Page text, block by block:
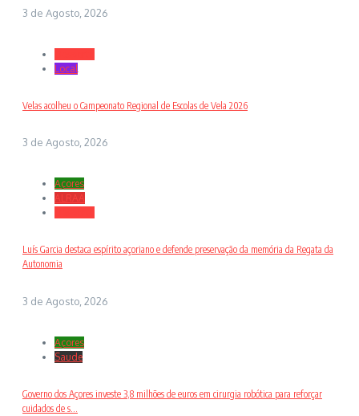
3 de Agosto, 2026
Local
Velas acolheu o Campeonato Regional de Escolas de Vela 2026
3 de Agosto, 2026
Açores
ALRAA
Luís Garcia destaca espírito açoriano e defende preservação da memória da Regata da
Autonomia
3 de Agosto, 2026
Açores
Saude
Governo dos Açores investe 3,8 milhões de euros em cirurgia robótica para reforçar
cuidados de s...